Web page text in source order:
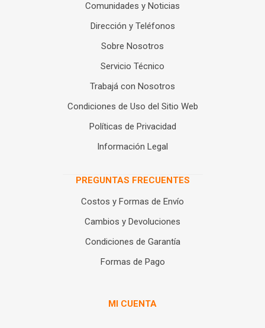
Comunidades y Noticias
Dirección y Teléfonos
Sobre Nosotros
Servicio Técnico
Trabajá con Nosotros
Condiciones de Uso del Sitio Web
Políticas de Privacidad
Información Legal
PREGUNTAS FRECUENTES
Costos y Formas de Envío
Cambios y Devoluciones
Condiciones de Garantía
Formas de Pago
MI CUENTA